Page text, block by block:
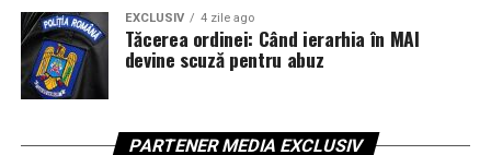
EXCLUSIV 4 zile ago
Tăcerea ordinei: Când ierarhia în MAI
devine scuză pentru abuz
PARTENER MEDIA EXCLUSIV